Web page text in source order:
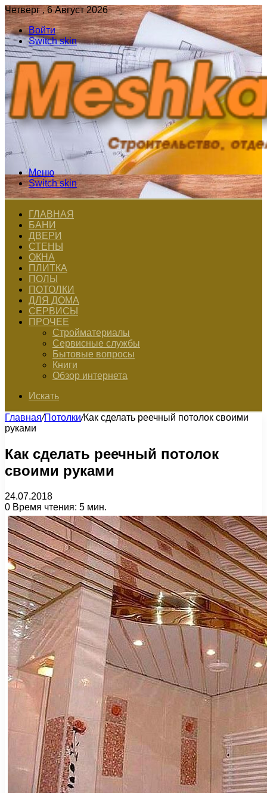
Четверг , 6 Август 2026
Войти
Switch skin
Меню
Switch skin
ГЛАВНАЯ
БАНИ
ДВЕРИ
СТЕНЫ
ОКНА
ПЛИТКА
ПОЛЫ
ПОТОЛКИ
ДЛЯ ДОМА
СЕРВИСЫ
ПРОЧЕЕ
Стройматериалы
Сервисные службы
Бытовые вопросы
Книги
Обзор интернета
Искать
Главная/Потолки/Как сделать реечный потолок своими
руками
Как сделать реечный потолок
своими руками
24.07.2018
0 Время чтения: 5 мин.